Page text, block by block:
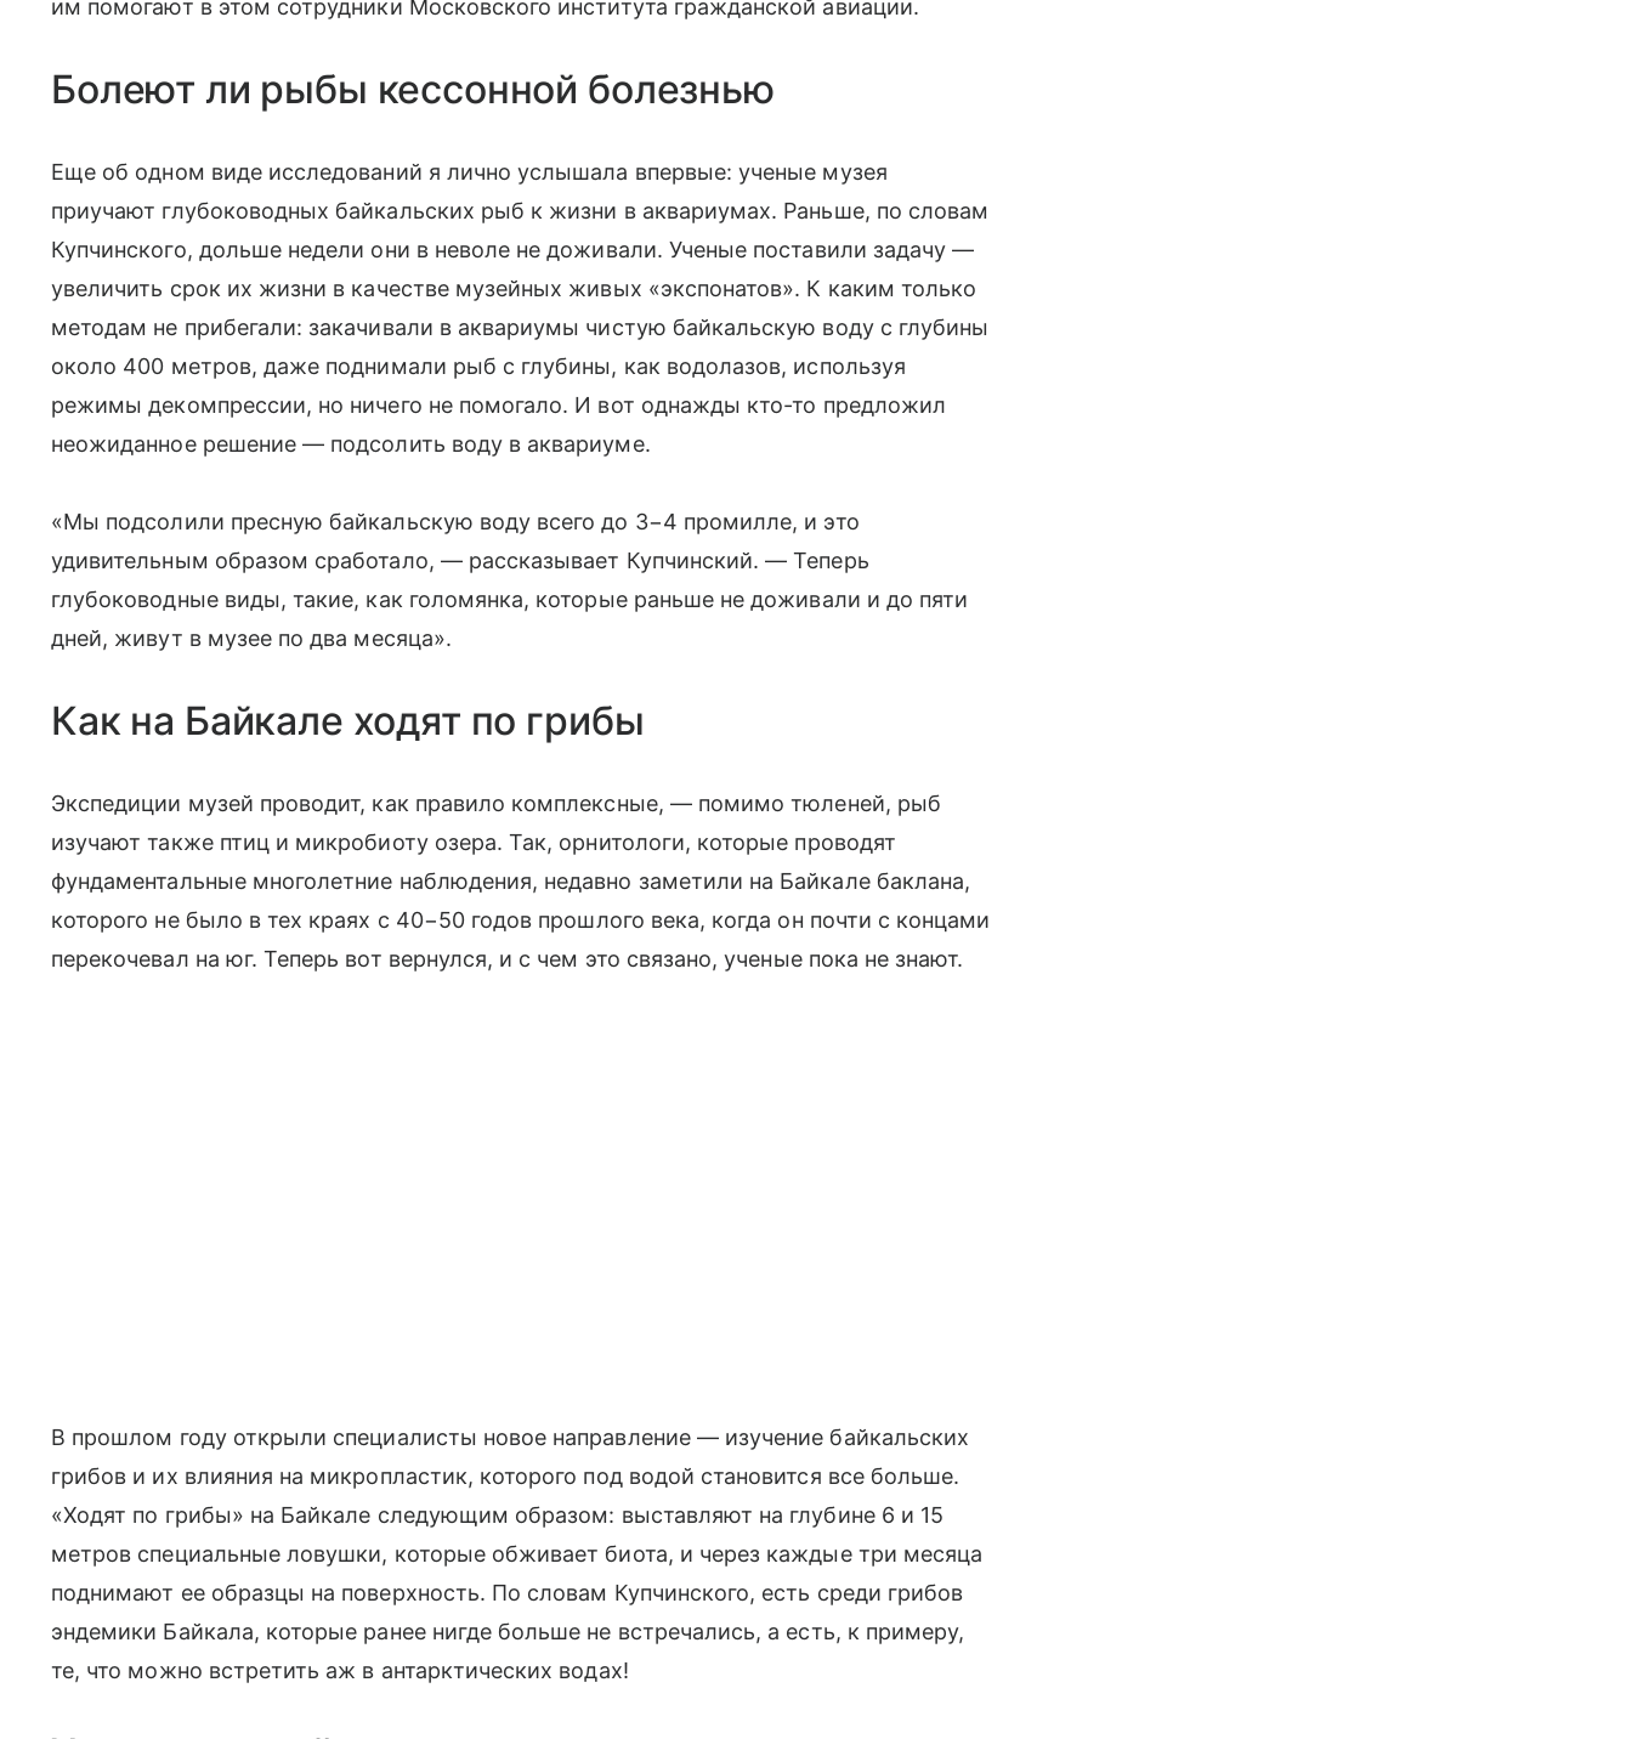
им помогают в этом сотрудники Московского института гражданской авиации.
Болеют ли рыбы кессонной болезнью
Еще об одном виде исследований я лично услышала впервые: ученые музея
приучают глубоководных байкальских рыб к жизни в аквариумах. Раньше, по словам
Купчинского, дольше недели они в неволе не доживали. Ученые поставили задачу —
увеличить срок их жизни в качестве музейных живых «экспонатов». К каким только
методам не прибегали: закачивали в аквариумы чистую байкальскую воду с глубины
около 400 метров, даже поднимали рыб с глубины, как водолазов, используя
режимы декомпрессии, но ничего не помогало. И вот однажды кто-то предложил
неожиданное решение — подсолить воду в аквариуме.
«Мы подсолили пресную байкальскую воду всего до 3−4 промилле, и это
удивительным образом сработало, — рассказывает Купчинский. — Теперь
глубоководные виды, такие, как голомянка, которые раньше не доживали и до пяти
дней, живут в музее по два месяца».
Как на Байкале ходят по грибы
Экспедиции музей проводит, как правило комплексные, — помимо тюленей, рыб
изучают также птиц и микробиоту озера. Так, орнитологи, которые проводят
фундаментальные многолетние наблюдения, недавно заметили на Байкале баклана,
которого не было в тех краях с 40−50 годов прошлого века, когда он почти с концами
перекочевал на юг. Теперь вот вернулся, и с чем это связано, ученые пока не знают.
В прошлом году открыли специалисты новое направление — изучение байкальских
грибов и их влияния на микропластик, которого под водой становится все больше.
«Ходят по грибы» на Байкале следующим образом: выставляют на глубине 6 и 15
метров специальные ловушки, которые обживает биота, и через каждые три месяца
поднимают ее образцы на поверхность. По словам Купчинского, есть среди грибов
эндемики Байкала, которые ранее нигде больше не встречались, а есть, к примеру,
те, что можно встретить аж в антарктических водах!